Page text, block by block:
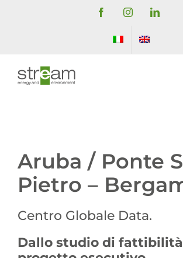
FacebookInstagram
Aruba / Ponte
Pietro –
Centro Globale Data.
Dallo studio di